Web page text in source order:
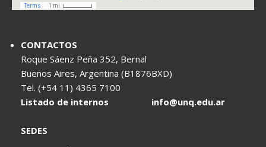
CONTACTOS
Roque Sáenz Peña 352, Bernal
Buenos Aires, Argentina (B1876BXD)
Tel. (+54 11) 4365 7100
Listado de internos
info@unq.edu.ar
SEDES